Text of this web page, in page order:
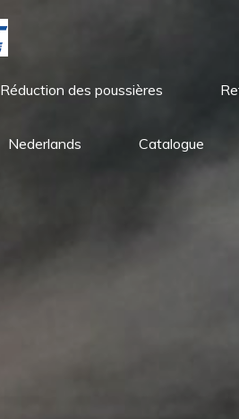
Réduction des poussières
Nederlands Catalogue